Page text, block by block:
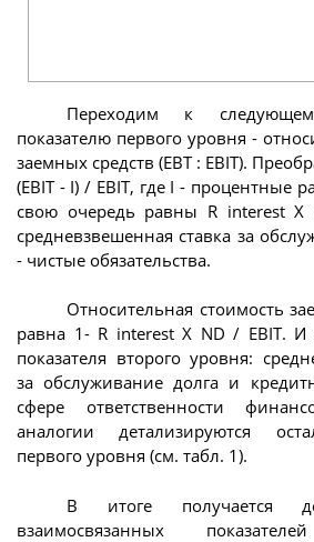
Переходим к
показателю первого уровня -
заемных средств (ЕВТ : EBIT).
(EBIT - I) / EBIT, где I - процентные
свою очередь равны R interest X
средневзвешенная ставка за
- чистые обязательства.
Относительная стоимость
равна 1- R interest X ND / EBIT.
показателя второго уровня:
за обслуживание долга и
сфере ответственности
аналогии детализируются
первого уровня (см. табл. 1).
В итоге получается
взаимосвязанных